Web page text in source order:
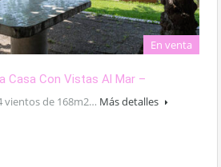
En venta
Casa Con Vistas Al Mar –
vientos de 168m2… Más detalles